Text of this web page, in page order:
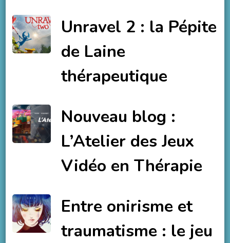
Unravel 2 : la Pépite
de Laine
thérapeutique
Nouveau blog :
L’Atelier des Jeux
Vidéo en Thérapie
Entre onirisme et
traumatisme : le jeu